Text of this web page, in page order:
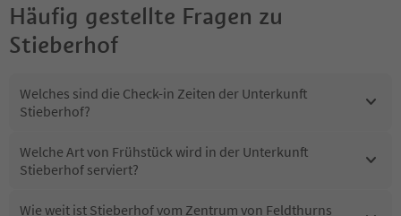
Häufig gestellte Fragen zu
Stieberhof
Welches sind die Check-in Zeiten der Unterkunft
Stieberhof?
Welche Art von Frühstück wird in der Unterkunft
Stieberhof serviert?
Wie weit ist Stieberhof vom Zentrum von Feldthurns